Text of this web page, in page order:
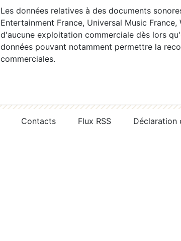
Les données relatives à des documents
Entertainment France, Universal Music
d'aucune exploitation commerciale dès lors
données pouvant notamment permettre la
commerciales.
Contacts Flux RSS Déclaration